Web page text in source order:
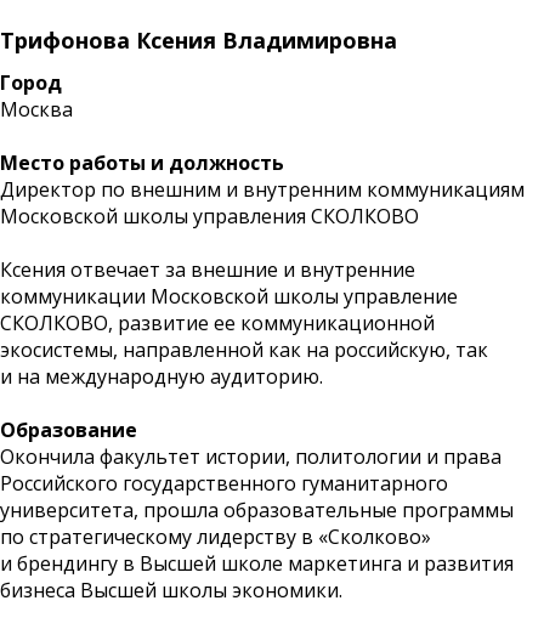
Трифонова Ксения Владимировна
Город
Москва
Место работы и должность
Директор по внешним и внутренним коммуникациям
Московской школы управления СКОЛКОВО
Ксения отвечает за внешние и внутренние
коммуникации Московской школы управление
СКОЛКОВО, развитие ее коммуникационной
экосистемы, направленной как на российскую, так
и на международную аудиторию.
Образование
Окончила факультет истории, политологии и права
Российского государственного гуманитарного
университета, прошла образовательные программы
по стратегическому лидерству в «Сколково»
и брендингу в Высшей школе маркетинга и развития
бизнеса Высшей школы экономики.